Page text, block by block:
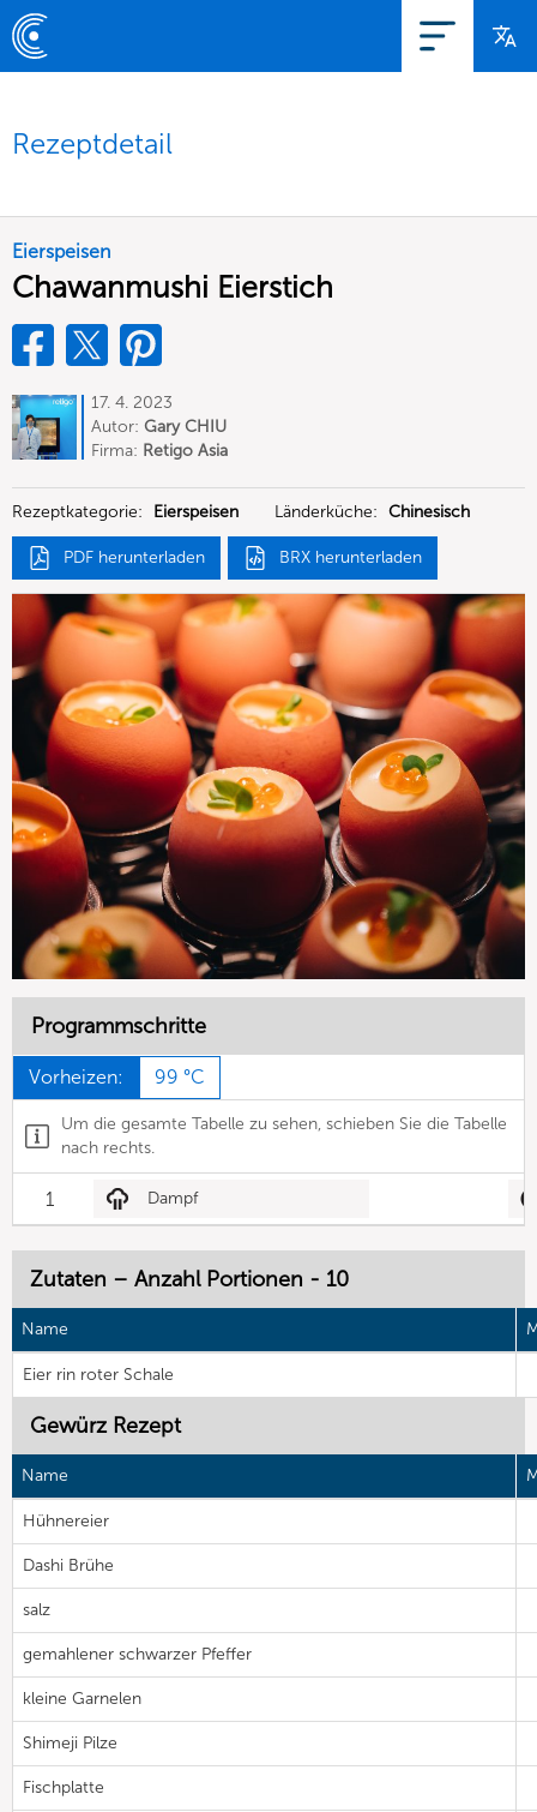
Rezeptdetail
Eierspeisen
Chawanmushi Eierstich
17. 4. 2023
Autor: Gary CHIU
Firma: Retigo Asia
Rezeptkategorie: Eierspeisen Länderküche: Chinesisch
PDF herunterladen BRX herunterladen
Programmschritte
Vorheizen: 99 °C
Um die gesamte Tabelle zu sehen, schieben Sie die Tabelle
nach rechts.
1 Dampf
Zutaten – Anzahl Portionen - 10
Name
Eier rin roter Schale
Gewürz Rezept
Name
Hühnereier
Dashi Brühe
salz
gemahlener schwarzer Pfeffer
kleine Garnelen
Shimeji Pilze
Fischplatte